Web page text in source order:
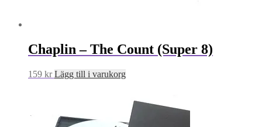
Chaplin – The Count (Super 8)
159 kr Lägg till i varukorg